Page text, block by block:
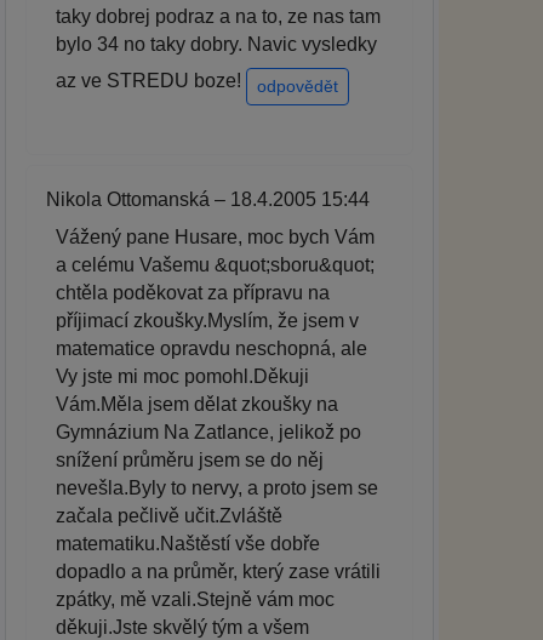
taky dobrej podraz a na to, ze nas tam
bylo 34 no taky dobry. Navic vysledky
az ve STREDU boze!
odpovědět
Nikola Ottomanská – 18.4.2005 15:44
Vážený pane Husare, moc bych Vám
a celému Vašemu &quot;sboru&quot;
chtěla poděkovat za přípravu na
příjimací zkoušky.Myslím, že jsem v
matematice opravdu neschopná, ale
Vy jste mi moc pomohl.Děkuji
Vám.Měla jsem dělat zkoušky na
Gymnázium Na Zatlance, jelikož po
snížení průměru jsem se do něj
nevešla.Byly to nervy, a proto jsem se
začala pečlivě učit.Zvláště
matematiku.Naštěstí vše dobře
dopadlo a na průměr, který zase vrátili
zpátky, mě vzali.Stejně vám moc
děkuji.Jste skvělý tým a všem